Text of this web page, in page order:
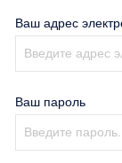
Ваш адрес
Ваш пароль